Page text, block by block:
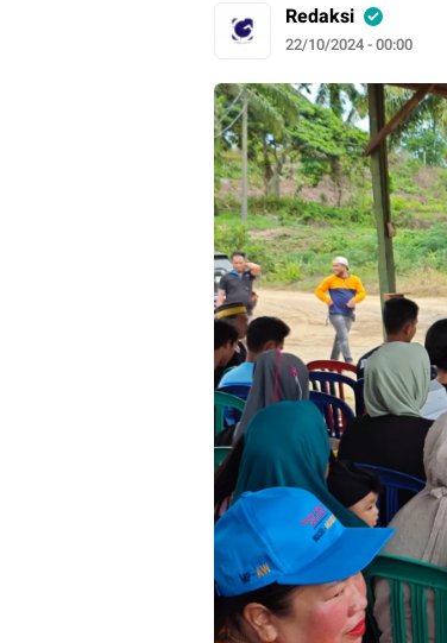
Redaksi
22/10/2024 - 00:00